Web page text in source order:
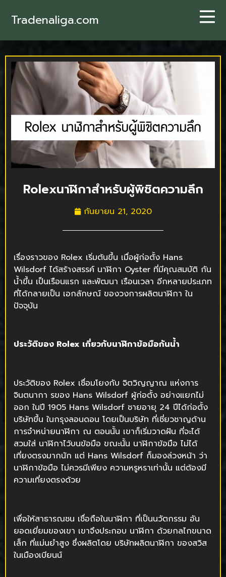
Tradenaliga.com
Rolexนาฬิกาสำหรับผู้พิชิตความลึก
กันยายน 21, 2020
เรื่องราวของ Rolex เริ่มต้นขึ้น เมื่อผู้ก่อตั้ง Hans
Wilsdorf ได้สร้างสรรค์ นาฬิกา Oyster ที่มีคุณสมบัติ กัน
น้ำขึ้น เป็นเรือนแรก และพัฒนา เรือนเวลา อีกหลายประเภท
ที่ได้กลายเป็น เอกลักษณ์ ของวงการผลิตนาฬิกา ใน
ปัจจุบัน
ประวัติของ Rolex เกี่ยวกับนาฬิกาข้อมือกันน้ำ
ประวัติของ Rolex เชื่อมโยงกับ จิตวิญญาณ แห่งการ
จินตนากา รของ Hans Wilsdorf ผู้ก่อตั้ง อย่างแยกไม่
ออก ในปี 1905 Hans Wilsdorf ชายอายุ 24 ปีได้ก่อตั้ง
บริษัทขึ้น ในกรุงลอนดอน โดยเป็นบริษัท ที่เชี่ยวชาญด้าน
การจำหน่ายนาฬิกา ณ ตอนนั้น เขาก็เริ่มวาดฝัน ที่จะได้
สวมใส่ นาฬิกาไว้บนข้อมือ ขณะนั้น นาฬิกาข้อมือ ไม่ได้
เที่ยงตรงมากนัก แต่ Hans Wilsdorf ก็มองล่วงหน้า ว่า
นาฬิกาข้อมือ ไม่ควรมีเพียง ความหรูหราเท่านั้น แต่ต้องมี
ความเที่ยงตรงด้วย
เพื่อให้สาธารณชน เชื่อถือในนาฬิกา ที่เป็นนวัตกรรม อัน
ยอดเยี่ยมของเขา เขาจึงประกอบ นาฬิกา ด้วยกลไกขนาด
เล็ก ที่แม่นยำสูง ซึ่งผลิตโดย บริษัทผลิตนาฬิกา ของสวิส
ในเมืองเบียนน์